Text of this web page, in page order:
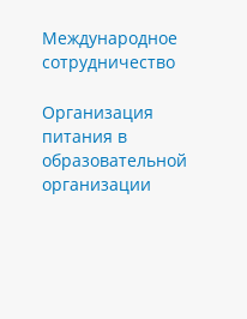
Международное
сотрудничество
Организация
питания в
образовательной
организации